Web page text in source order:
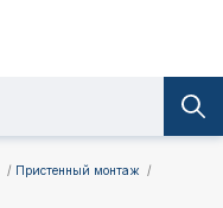
Пристенный монтаж